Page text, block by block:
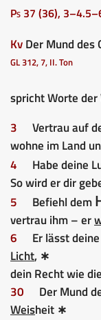
Ps 37 (36),
KvDer Mund des
GL 312, 7, II. Ton
spricht Worte
3
Vertrau auf
wohne im Land
4
Habe deine
So wird er dir
5
Befiehl dem
vertrau ihm – er
6
Er lässt
Licht, ∗
dein Recht wie
30
Der Mund
Weisheit ∗